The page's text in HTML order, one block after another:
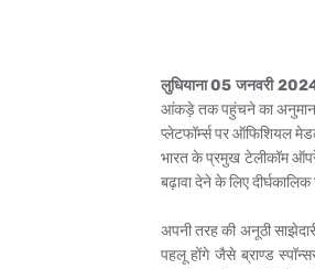
लुधियाना 05 जनवरी
आंकड़े तक पहुंचने का अनुमान
प्लेटफॉर्म्स पर ऑफिशियल
भारत के प्रमुख टेलीकॉम
बढ़ावा देने के लिए दीर्घकालिक
अपनी तरह की अनूठी
पहलू होंगे जैसे ब्राण्ड